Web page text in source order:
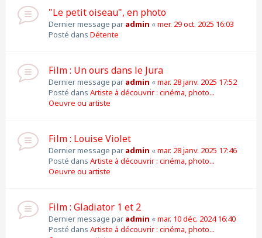
"Le petit oiseau", en photo
Dernier message par admin «mer. 29 oct. 2025 16:03
Posté dans Détente
Film : Un ours dans le Jura
Dernier message par admin «mar. 28 janv. 2025 17:52
Posté dans Artiste à découvrir : cinéma, photo...
Oeuvre ou artiste
Film : Louise Violet
Dernier message par admin «mar. 28 janv. 2025 17:46
Posté dans Artiste à découvrir : cinéma, photo...
Oeuvre ou artiste
Film : Gladiator 1 et 2
Dernier message par admin «mar. 10 déc. 2024 16:40
Posté dans Artiste à découvrir : cinéma, photo...